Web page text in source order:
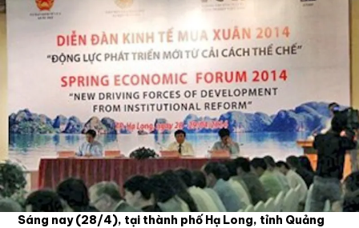
Sáng nay (28/4), tại thành phố Hạ Long, tỉnh Quảng